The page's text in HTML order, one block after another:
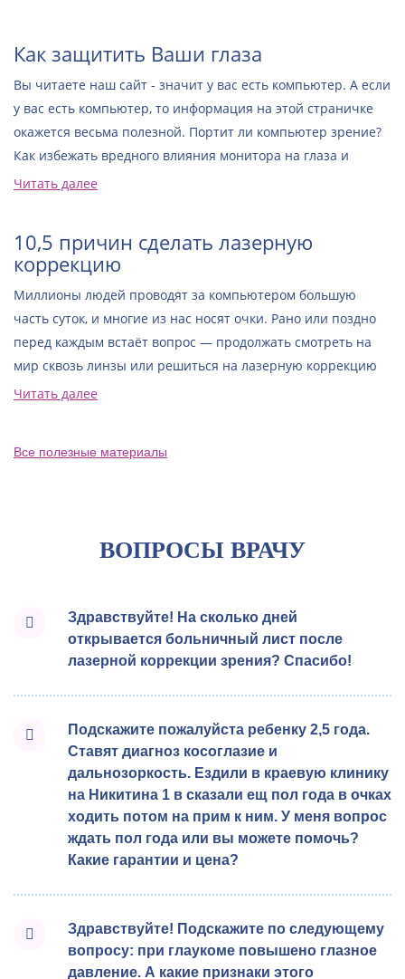
Как защитить Ваши глаза
Вы читаете наш сайт - значит у вас есть компьютер. А если
у вас есть компьютер, то информация на этой страничке
окажется весьма полезной. Портит ли компьютер зрение?
Как избежать вредного влияния монитора на глаза и
снизить их утомляемость? Возможно ли восстановить,
Читать далее
10,5 причин сделать лазерную
коррекцию
Миллионы людей проводят за компьютером большую
часть суток, и многие из нас носят очки. Рано или поздно
перед каждым встаёт вопрос — продолжать смотреть на
мир сквозь линзы или решиться на лазерную коррекцию
зрения.
Читать далее
Все полезные материалы
ВОПРОСЫ ВРАЧУ
Здравствуйте! На сколько дней
открывается больничный лист после
лазерной коррекции зрения? Спасибо!
Подскажите пожалуйста ребенку 2,5 года.
Ставят диагноз косоглазие и
дальнозоркость. Ездили в краевую клинику
на Никитина 1 в сказали ещ пол года в очках
ходить потом на прим к ним. У меня вопрос
ждать пол года или вы можете помочь?
Какие гарантии и цена?
Здравствуйте! Подскажите по следующему
вопросу: при глаукоме повышено глазное
давление. А какие признаки этого